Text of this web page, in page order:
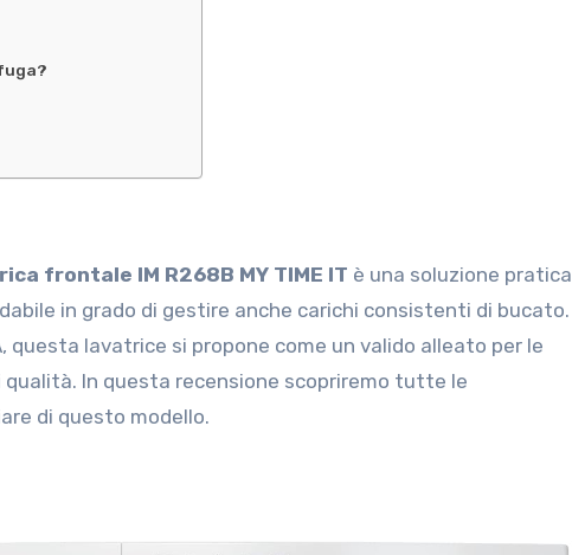
frontale IM R268B MY TIME IT è una soluzione pratica
in grado di gestire anche carichi consistenti di bucato.
questa lavatrice si propone come un valido alleato per le
In questa recensione scopriremo tutte le
di questo modello.